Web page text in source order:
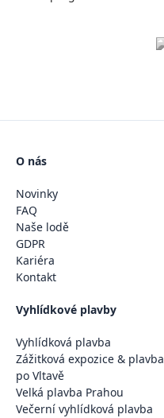
O nás
Novinky
FAQ
Naše lodě
GDPR
Kariéra
Kontakt
Vyhlídkové plavby
Vyhlídková plavba
Zážitková expozice & plavba
po Vltavě
Velká plavba Prahou
Večerní vyhlídková plavba